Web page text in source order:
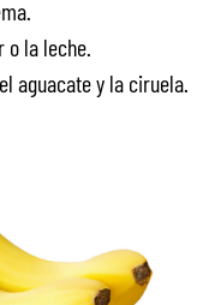
o la leche.
aguacate y la ciruela.